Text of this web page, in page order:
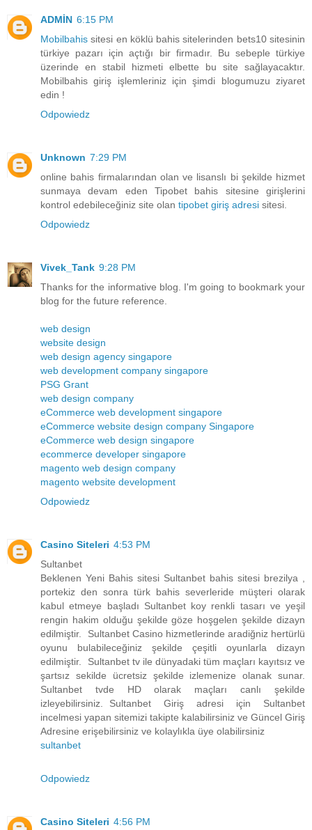
ADMİN 6:15 PM
Mobilbahis sitesi en köklü bahis sitelerinden bets10 sitesinin
türkiye pazarı için açtığı bir firmadır. Bu sebeple türkiye
üzerinde en stabil hizmeti elbette bu site sağlayacaktır.
Mobilbahis giriş işlemleriniz için şimdi blogumuzu ziyaret
edin !
Odpowiedz
Unknown 7:29 PM
online bahis firmalarından olan ve lisanslı bi şekilde hizmet
sunmaya devam eden Tipobet bahis sitesine girişlerini
kontrol edebileceğiniz site olan tipobet giriş adresi sitesi.
Odpowiedz
Vivek_Tank 9:28 PM
Thanks for the informative blog. I'm going to bookmark your
blog for the future reference.
web design
website design
web design agency singapore
web development company singapore
PSG Grant
web design company
eCommerce web development singapore
eCommerce website design company Singapore
eCommerce web design singapore
ecommerce developer singapore
magento web design company
magento website development
Odpowiedz
Casino Siteleri 4:53 PM
Sultanbet
Beklenen Yeni Bahis sitesi Sultanbet bahis sitesi brezilya ,
portekiz den sonra türk bahis severleride müşteri olarak
kabul etmeye başladı Sultanbet koy renkli tasarı ve yeşil
rengin hakim olduğu şekilde göze hoşgelen şekilde dizayn
edilmiştir. Sultanbet Casino hizmetlerinde aradiğniz hertürlü
oyunu bulabileceğiniz şekilde çeşitli oyunlarla dizayn
edilmiştir. Sultanbet tv ile dünyadaki tüm maçları kayıtsız ve
şartsız sekilde ücretsiz şekilde izlemenize olanak sunar.
Sultanbet tvde HD olarak maçları canlı şekilde
izleyebilirsiniz. Sultanbet Giriş adresi için Sultanbet
incelmesi yapan sitemizi takipte kalabilirsiniz ve Güncel Giriş
Adresine erişebilirsiniz ve kolaylıkla üye olabilirsiniz
sultanbet
Odpowiedz
Casino Siteleri 4:56 PM